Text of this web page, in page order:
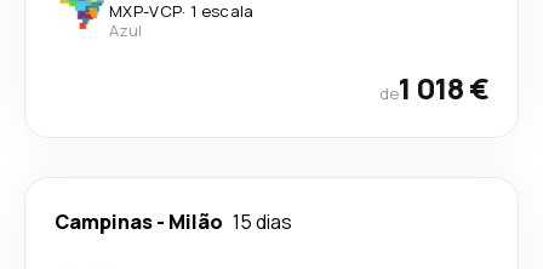
MXP-VCP· 1 escala
Azul
de1 018 €
Campinas- Milão 15 dias